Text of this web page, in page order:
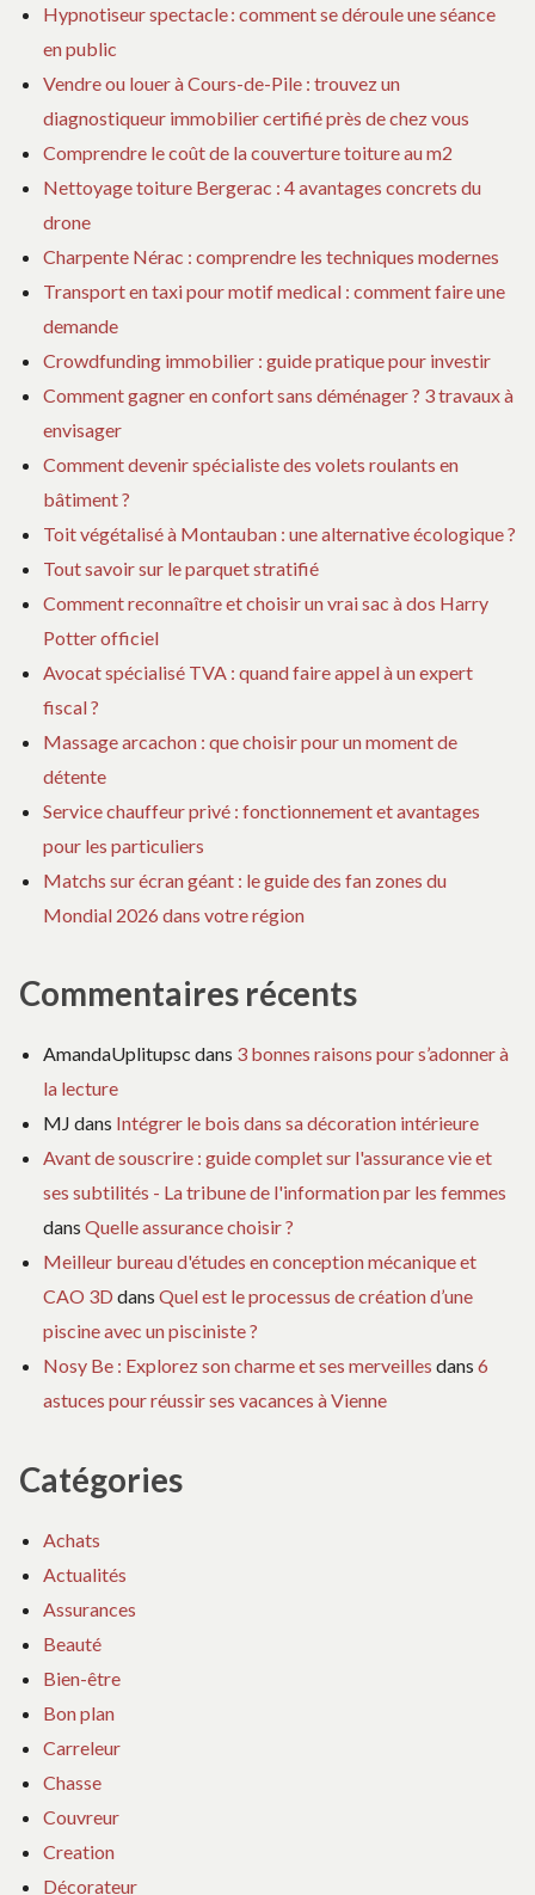
Hypnotiseur spectacle : comment se déroule une séance
en public
Vendre ou louer à Cours-de-Pile : trouvez un
diagnostiqueur immobilier certifié près de chez vous
Comprendre le coût de la couverture toiture au m2
Nettoyage toiture Bergerac : 4 avantages concrets du
drone
Charpente Nérac : comprendre les techniques modernes
Transport en taxi pour motif medical : comment faire une
demande
Crowdfunding immobilier : guide pratique pour investir
Comment gagner en confort sans déménager ? 3 travaux à
envisager
Comment devenir spécialiste des volets roulants en
bâtiment ?
Toit végétalisé à Montauban : une alternative écologique ?
Tout savoir sur le parquet stratifié
Comment reconnaître et choisir un vrai sac à dos Harry
Potter officiel
Avocat spécialisé TVA : quand faire appel à un expert
fiscal ?
Massage arcachon : que choisir pour un moment de
détente
Service chauffeur privé : fonctionnement et avantages
pour les particuliers
Matchs sur écran géant : le guide des fan zones du
Mondial 2026 dans votre région
Commentaires récents
AmandaUplitupsc dans 3 bonnes raisons pour s’adonner à
la lecture
MJ dans Intégrer le bois dans sa décoration intérieure
Avant de souscrire : guide complet sur l'assurance vie et
ses subtilités - La tribune de l'information par les femmes
dans Quelle assurance choisir ?
Meilleur bureau d'études en conception mécanique et
CAO 3D dans Quel est le processus de création d’une
piscine avec un pisciniste ?
Nosy Be : Explorez son charme et ses merveilles dans 6
astuces pour réussir ses vacances à Vienne
Catégories
Achats
Actualités
Assurances
Beauté
Bien-être
Bon plan
Carreleur
Chasse
Couvreur
Creation
Décorateur